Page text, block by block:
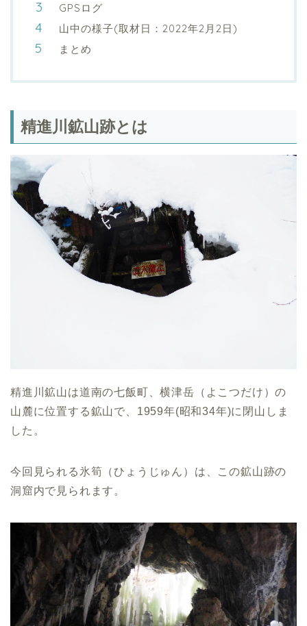
GPSログ
山中の様子(取材日：2022年2月2日)
まとめ
精進川鉱山跡とは
精進川鉱山は道南の七飯町、横津岳（よこつだけ）の
山麓に位置する鉱山で、1959年(昭和34年)に閉山しま
した。
今回見られる氷筍（ひょうじゅん）は、この鉱山跡の
洞窟内で見られます。